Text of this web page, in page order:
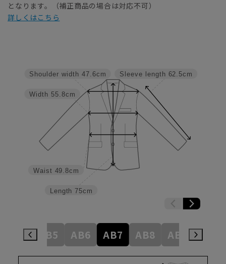
となります。（補正商品の場合は対応不可）
詳しくはこちら
Sleeve length 62.5cm
Length 75cm
Waist 49.8cm
Width 55.8cm
Shoulder width 47.6cm
AB5 AB6 AB7 AB8 AB9